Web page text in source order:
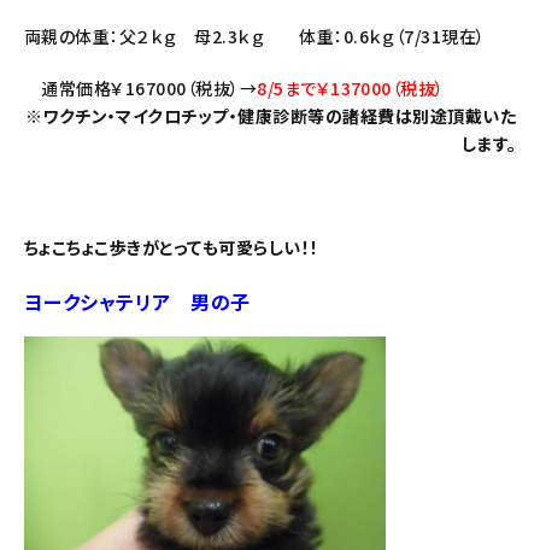
両親の体重：父２ｋｇ 母2.3ｋｇ 体重：0.6ｋｇ（7/31現在）
通常価格￥167000（税抜）→8/5まで￥137000（税抜）
※ワクチン・マイクロチップ・健康診断等の諸経費は別途頂戴いた
します。
ちょこちょこ歩きがとっても可愛らしい！！
ヨークシャテリア 男の子